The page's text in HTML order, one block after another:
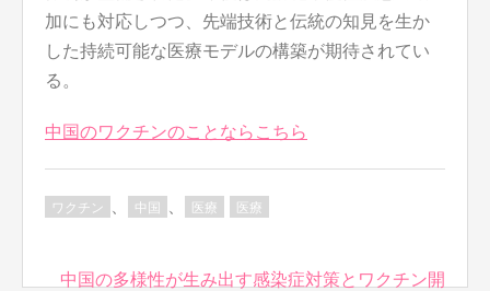
加にも対応しつつ、先端技術と伝統の知見を生か
した持続可能な医療モデルの構築が期待されてい
る。
中国のワクチンのことならこちら
ワクチン 中国 医療 医療
投中国の多様性が生み出す感染症対策とワクチン開